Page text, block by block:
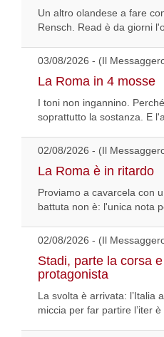
Un altro olandese a fare
Rensch. Read è da giorni
03/08/2026 - (Il
La Roma in 4 mosse
I toni non ingannino.
soprattutto la sostanza. E
02/08/2026 - (Il
La Roma è in ritardo
Proviamo a cavarcela con
battuta non è: l'unica nota
02/08/2026 - (Il
Stadi, parte la corsa
protagonista
La svolta è arrivata: l’Italia
miccia per far partire l’iter